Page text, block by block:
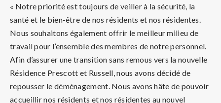
« Notre priorité est toujours de veiller à la sécurité, la
santé et le bien-être de nos résidents et nos résidentes.
Nous souhaitons également offrir le meilleur milieu de
travail pour l’ensemble des membres de notre personnel.
Afin d’assurer une transition sans remous vers la nouvelle
Résidence Prescott et Russell, nous avons décidé de
repousser le déménagement. Nous avons hâte de pouvoir
accueillir nos résidents et nos résidentes au nouvel